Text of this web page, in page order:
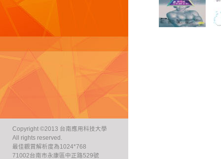
Copyright ©2013 台南應用科技大學
All rights reserved.
最佳觀賞解析度為1024*768
71002台南市永康區中正路529號